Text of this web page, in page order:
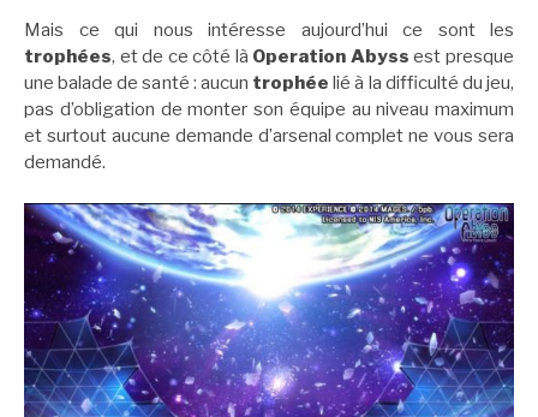
Mais ce qui nous intéresse aujourd’hui ce sont les
trophées, et de ce côté là Operation Abyss est presque
une balade de santé : aucun trophée lié à la difficulté du jeu,
pas d’obligation de monter son équipe au niveau maximum
et surtout aucune demande d’arsenal complet ne vous sera
demandé.